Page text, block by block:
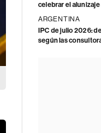
celebrar el alunizaje
ARGENTINA
IPC de julio 2026:
según las